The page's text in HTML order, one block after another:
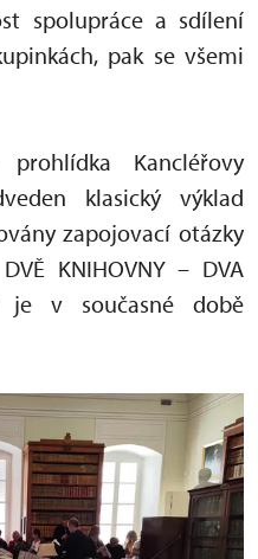
spolupráce a sdílení
pak se všemi
Kancléřovy
klasický výklad
zapojovací otázky
KNIHOVNY – DVA
je v současné době